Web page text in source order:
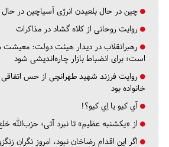
چین در حال بلعیدن انرژی آسیاچین در حال
روایت روحانی از کلاه گشاد در مذاکرات
رهبرانقلاب در دیدار هیئت دولت: معیشت
است؛ برای انضباط بازار چاره‌اندیشی شود
روایت فرزند شهید طهرانچی از حس
خانواده بود
آي كيو يا اِي كيو؟!
از «یکشنبه عظیم» تا نبرد آتی؛ حزب‌الله
اگر این اقدام رضاخان نبود، امروز نگران